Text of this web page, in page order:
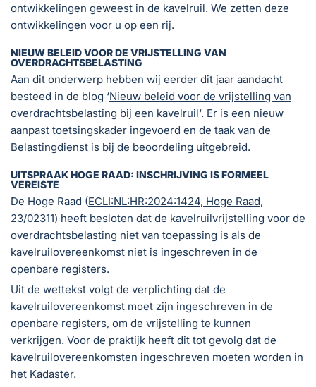
ontwikkelingen geweest in de kavelruil. We zetten deze
ontwikkelingen voor u op een rij.
NIEUW BELEID VOOR DE VRIJSTELLING VAN
OVERDRACHTSBELASTING
Aan dit onderwerp hebben wij eerder dit jaar aandacht
besteed in de blog ‘Nieuw beleid voor de vrijstelling van
overdrachtsbelasting bij een kavelruil‘. Er is een nieuw
aanpast toetsingskader ingevoerd en de taak van de
Belastingdienst is bij de beoordeling uitgebreid.
UITSPRAAK HOGE RAAD: INSCHRIJVING IS FORMEEL
VEREISTE
De Hoge Raad (ECLI:NL:HR:2024:1424, Hoge Raad,
23/02311) heeft besloten dat de kavelruilvrijstelling voor de
overdrachtsbelasting niet van toepassing is als de
kavelruilovereenkomst niet is ingeschreven in de
openbare registers.
Uit de wettekst volgt de verplichting dat de
kavelruilovereenkomst moet zijn ingeschreven in de
openbare registers, om de vrijstelling te kunnen
verkrijgen. Voor de praktijk heeft dit tot gevolg dat de
kavelruilovereenkomsten ingeschreven moeten worden in
het Kadaster.